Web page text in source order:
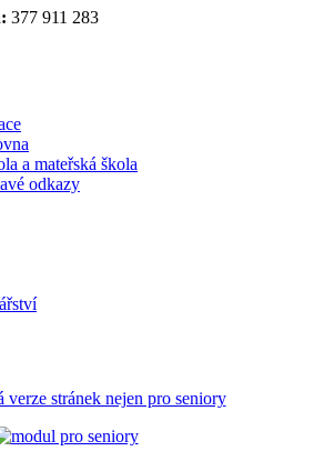
377 911 283
a mateřská škola
odkazy
verze stránek nejen pro seniory